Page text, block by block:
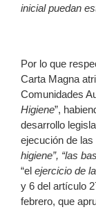
inicial puedan
Por lo que
Carta Magna
Comunidades
Higiene”,
desarrollo
ejecución de
higiene”, “las
“el ejercicio de
y 6 del artículo
febrero, que